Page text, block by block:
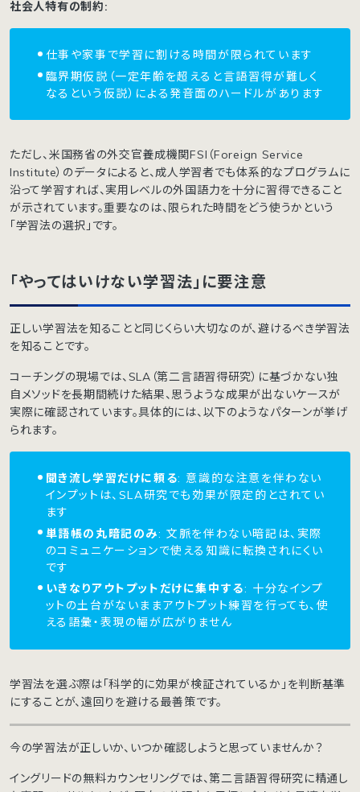
社会人特有の制約:
仕事や家事で学習に割ける時間が限られています
臨界期仮説（一定年齢を超えると言語習得が難しく
なるという仮説）による発音面のハードルがあります
ただし、米国務省の外交官養成機関FSI（Foreign Service
Institute）のデータによると、成人学習者でも体系的なプログラムに
沿って学習すれば、実用レベルの外国語力を十分に習得できること
が示されています。重要なのは、限られた時間をどう使うかという
「学習法の選択」です。
「やってはいけない学習法」に要注意
正しい学習法を知ることと同じくらい大切なのが、避けるべき学習法
を知ることです。
コーチングの現場では、SLA（第二言語習得研究）に基づかない独
自メソッドを長期間続けた結果、思うような成果が出ないケースが
実際に確認されています。具体的には、以下のようなパターンが挙げ
られます。
聞き流し学習だけに頼る: 意識的な注意を伴わない
インプットは、SLA研究でも効果が限定的とされてい
ます
単語帳の丸暗記のみ: 文脈を伴わない暗記は、実際
のコミュニケーションで使える知識に転換されにくい
です
いきなりアウトプットだけに集中する: 十分なインプ
ットの土台がないままアウトプット練習を行っても、使
える語彙・表現の幅が広がりません
学習法を選ぶ際は「科学的に効果が検証されているか」を判断基準
にすることが、遠回りを避ける最善策です。
今の学習法が正しいか、いつか確認しようと思っていませんか？
イングリードの無料カウンセリングでは、第二言語習得研究に精通し